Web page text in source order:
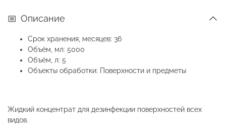
Описание
Срок хранения, месяцев: 36
Объём, мл: 5000
Объём, л: 5
Объекты обработки: Поверхности и предметы
Жидкий концентрат для дезинфекции поверхностей всех
видов.